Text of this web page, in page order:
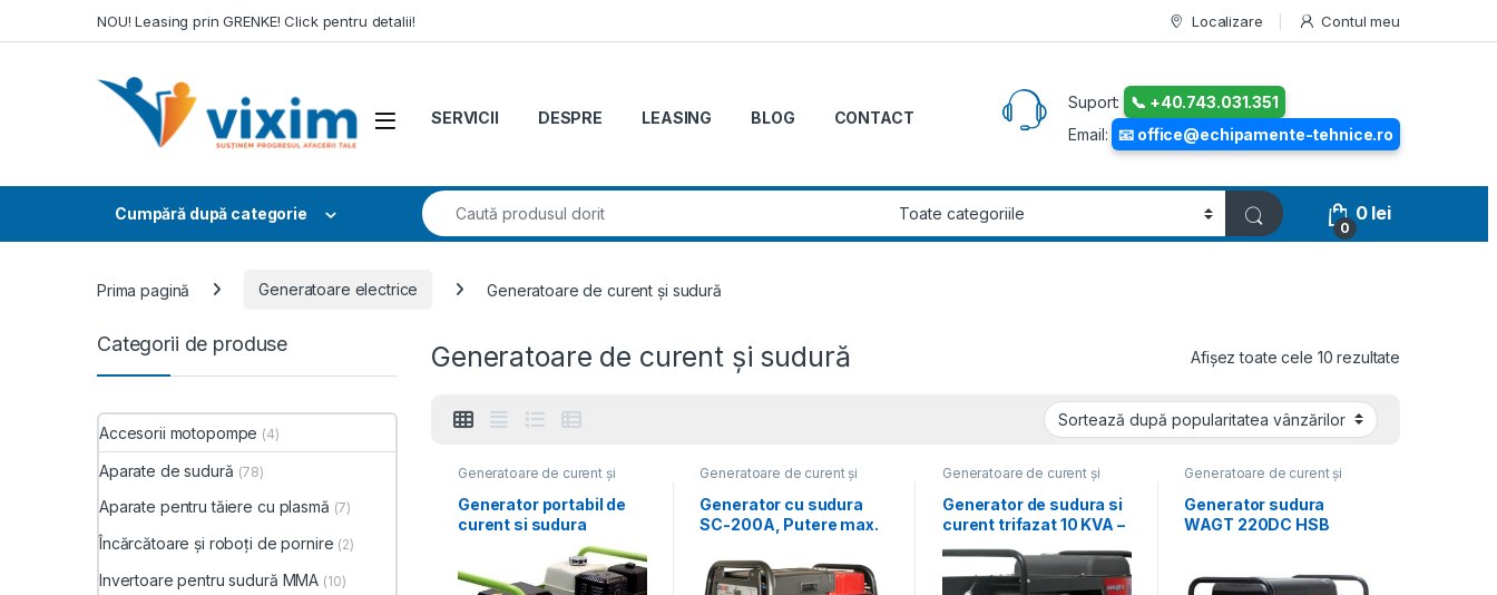
NOU! Leasing prin GRENKE! Click pentru detalii! Localizare Contul meu
SERVICII DESPRE LEASING BLOG CONTACT
Suport:
📞 +40.743.031.351
Email:
📧 office@echipamente-tehnice.ro
Cumpără după categorie
Search for:
0
0 lei
Prima pagină Generatoare electrice Generatoare de curent și sudură
Generatoare de curent și sudură Afișez toate cele 10 rezultate
Generatoare de curent și
electrice
Generator portabil de
curent si sudura
Pramac W220, trifazat,
6.1 kVA, curent sudura
40-220 A
Generatoare de curent și
electrice
Generator cu sudura
SC-200A, Putere max.
motor benzina
Generatoare de curent și
electrice
Generator de sudura si
curent trifazat 10 KVA –
WAGT 300DC HSBE
Generatoare de curent și
electrice
Generator sudura
WAGT 220DC HSB
Categorii de produse
Accesorii motopompe (4)
Aparate de sudură (78)
Aparate pentru tăiere cu plasmă (7)
Încărcătoare și roboți de pornire (2)
Invertoare pentru sudură MMA (10)